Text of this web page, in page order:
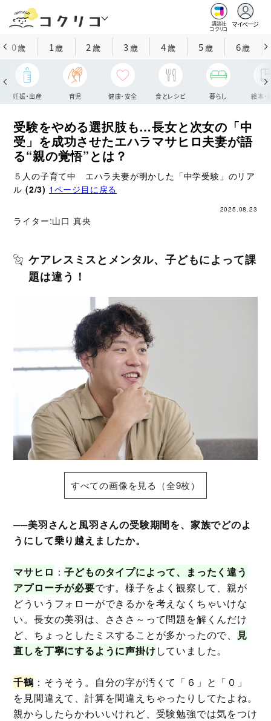
講談社
コクリコ
マイページ
0歳 1歳 2 歳 3歳 4歳 5歳 6歳
妊娠・出産 育児 健康・安全 食とレシピ 暮らし 絵本・
受験をやめる選択肢も…長女と次女の「中
受」を成功させたエハラマサヒロ夫妻が語
る“親の覚悟”とは？
５人の子育て中 エハラ夫妻が明かした「中学受験」のリア
ル(2/3) 1ページ目に戻る
2025.08.23
ライター:山口 真央
ケアレスミスとメンタル、子どもによって課
題は違う！
すべての画像を見る（全9枚）
──美羽さんと風羽さんの受験期間を、家族でどのよ
うにして乗り越えましたか。
マサヒロ ：子どものタイプによって、まったく違う
アプローチが必要です。様子をよく観察して、親が
どういうフォローができるかを考えなくちゃいけな
い。長女の美羽は、さささ～って問題を解くんだけ
ど、ちょっとしたミスすることが多かったので、
見
直しを丁寧にするように声掛けしていました。
千鶴 ：そうそう。自分の字が汚くて「６」と「０」
を見間違えて、計算を間違えちゃったりしてたよね。
親からしたらかわいいけれど、受験勉強では気をつけ